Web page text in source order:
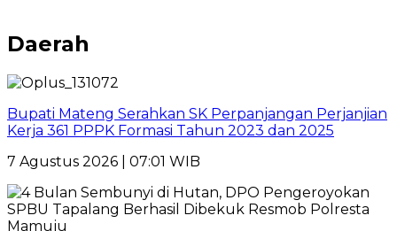
Daerah
Bupati Mateng Serahkan SK Perpanjangan Perjanjian
Kerja 361 PPPK Formasi Tahun 2023 dan 2025
7 Agustus 2026 | 07:01 WIB